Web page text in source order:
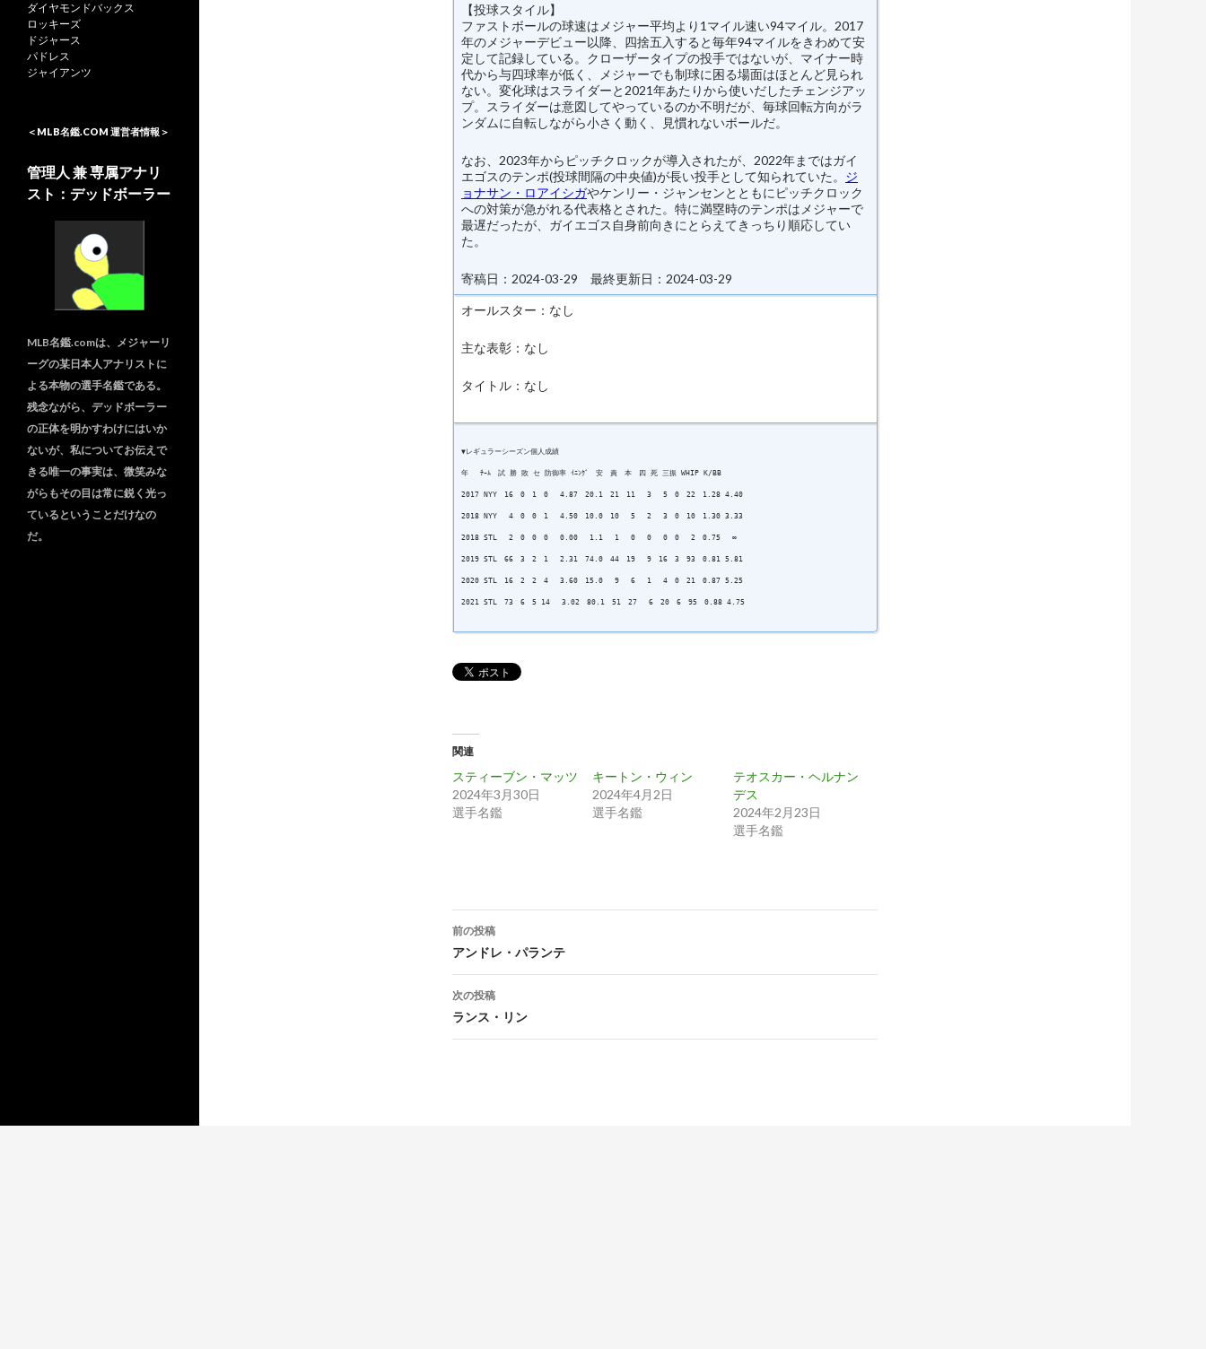
【投球スタイル】
ファストボールの球速はメジャー平均より1マイル速い94マイル。2017
年のメジャーデビュー以降、四捨五入すると毎年94マイルをきわめて安
定して記録している。クローザータイプの投手ではないが、マイナー時
代から与四球率が低く、メジャーでも制球に困る場面はほとんど見られ
ない。変化球はスライダーと2021年あたりから使いだしたチェンジアッ
プ。スライダーは意図してやっているのか不明だが、毎球回転方向がラ
ンダムに自転しながら小さく動く、見慣れないボールだ。
なお、2023年からピッチクロックが導入されたが、2022年まではガイ
エゴスのテンポ(投球間隔の中央値)が長い投手として知られていた。 ジ
ョナサン・ロアイシガやケンリー・ジャンセンとともにピッチクロック
への対策が急がれる代表格とされた。特に満塁時のテンポはメジャーで
最遅だったが、ガイエゴス自身前向きにとらえてきっちり順応してい
た。
寄稿日：2024-03-29 最終更新日：2024-03-29
オールスター：なし
主な表彰：なし
タイトル：なし
▼レギュラーシーズン個人成績
年 ﾁｰﾑ 試 勝 敗 セ 防御率 ｲﾆﾝｸﾞ 安 責 本 四 死 三振 WHIP K/BB
2017 NYY 16 0 1 0 4.87 20.1 21 11 3 5 0 22 1.28 4.40
2018 NYY 4 0 0 1 4.50 10.0 10 5 2 3 0 10 1.30 3.33
2018 STL 2 0 0 0 0.00 1.1 1 0 0 0 0 2 0.75 ∞
2019 STL 66 3 2 1 2.31 74.0 44 19 9 16 3 93 0.81 5.81
2020 STL 16 2 2 4 3.60 15.0 9 6 1 4 0 21 0.87 5.25
2021 STL 73 6 5 14 3.02 80.1 51 27 6 20 6 95 0.88 4.75
関連
スティーブン・マッツ
2024年3月30日
選手名鑑
キートン・ウィン
2024年4月2日
選手名鑑
テオスカー・ヘルナン
デス
2024年2月23日
選手名鑑
投
稿
ナ
ビ
ゲ
前の投稿
アンドレ・パランテ
次の投稿
ランス・リン
ダイヤモンドバックス
ロッキーズ
ドジャース
パドレス
ジャイアンツ
＜MLB名鑑.COM 運営者情報＞
管理人 兼 専属アナリ
スト：デッドボーラー
MLB名鑑.comは、メジャーリ
ーグの某日本人アナリストに
よる本物の選手名鑑である。
残念ながら、デッドボーラー
の正体を明かすわけにはいか
ないが、私についてお伝えで
きる唯一の事実は、微笑みな
がらもその目は常に鋭く光っ
ているということだけなの
だ。